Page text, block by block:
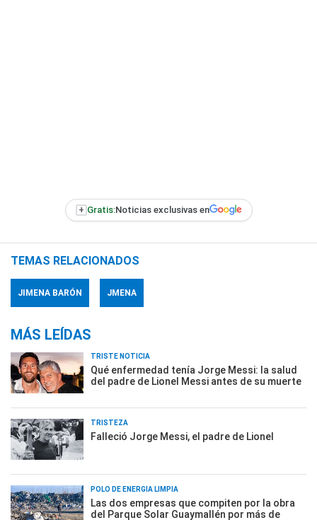
+ Gratis:Noticias exclusivas en
TEMAS RELACIONADOS
JIMENA BARÓN JMENA
MÁS LEÍDAS
TRISTE NOTICIA
Qué enfermedad tenía Jorge Messi: la salud
del padre de Lionel Messi antes de su muerte
TRISTEZA
Falleció Jorge Messi, el padre de Lionel
POLO DE ENERGÍA LIMPIA
Las dos empresas que compiten por la obra
del Parque Solar Guaymallén por más de